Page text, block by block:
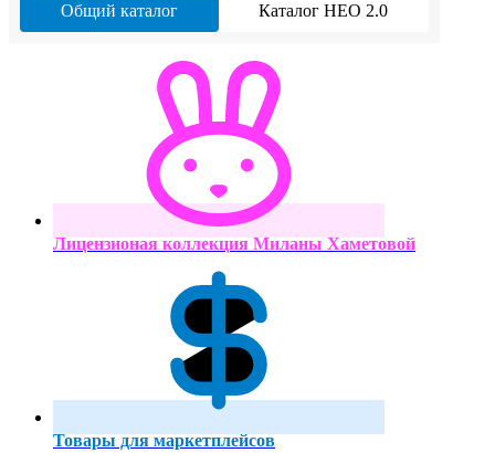
Общий каталог Каталог НЕО 2.0
Лицензионая коллекция Миланы Хаметовой
Товары для маркетплейсов